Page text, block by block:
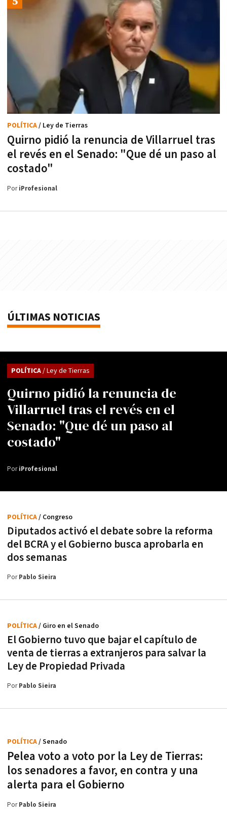
Quirno pidió la renuncia de Villarruel tras
el revés en el Senado: "Que dé un paso al
costado"
POLÍTICA/ Ley de Tierras
PoriProfesional
ÚLTIMAS NOTICIAS
Quirno pidió la renuncia de
Villarruel tras el revés en el
Senado: "Que dé un paso al
costado"
POLÍTICA / Ley de Tierras
PoriProfesional
Diputados activó el debate sobre la reforma
del BCRA y el Gobierno busca aprobarla en
dos semanas
POLÍTICA/ Congreso
PorPablo Sieira
El Gobierno tuvo que bajar el capítulo de
venta de tierras a extranjeros para salvar la
Ley de Propiedad Privada
POLÍTICA/ Giro en el Senado
PorPablo Sieira
Pelea voto a voto por la Ley de Tierras:
los senadores a favor, en contra y una
alerta para el Gobierno
POLÍTICA/ Senado
PorPablo Sieira